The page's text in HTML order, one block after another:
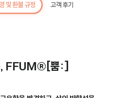
및 환불 규정 고객 후기
, FFUM®[뿜:]